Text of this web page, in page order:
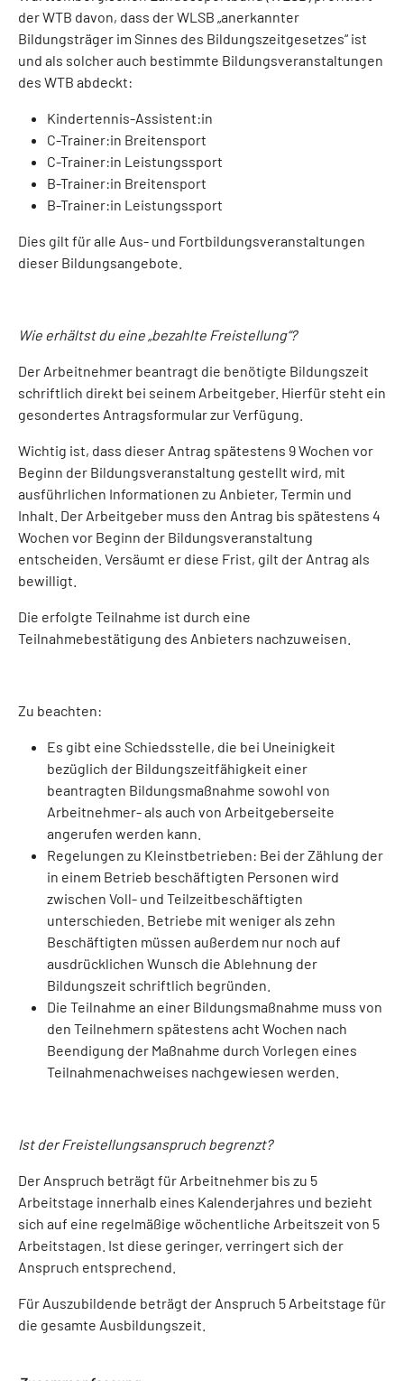
der WTB davon, dass der WLSB „anerkannter
Bildungsträger im Sinnes des Bildungszeitgesetzes“ ist
und als solcher auch bestimmte Bildungsveranstaltungen
des WTB abdeckt:
Kindertennis-Assistent:in
C-Trainer:in Breitensport
C-Trainer:in Leistungssport
B-Trainer:in Breitensport
B-Trainer:in Leistungssport
Dies gilt für alle Aus- und Fortbildungsveranstaltungen
dieser Bildungsangebote.
Wie erhältst du eine „bezahlte Freistellung“?
Der Arbeitnehmer beantragt die benötigte Bildungszeit
schriftlich direkt bei seinem Arbeitgeber. Hierfür steht ein
gesondertes Antragsformular zur Verfügung.
Wichtig ist, dass dieser Antrag spätestens 9 Wochen vor
Beginn der Bildungsveranstaltung gestellt wird, mit
ausführlichen Informationen zu Anbieter, Termin und
Inhalt. Der Arbeitgeber muss den Antrag bis spätestens 4
Wochen vor Beginn der Bildungsveranstaltung
entscheiden. Versäumt er diese Frist, gilt der Antrag als
bewilligt.
Die erfolgte Teilnahme ist durch eine
Teilnahmebestätigung des Anbieters nachzuweisen.
Zu beachten:
Es gibt eine Schiedsstelle, die bei Uneinigkeit
bezüglich der Bildungszeitfähigkeit einer
beantragten Bildungsmaßnahme sowohl von
Arbeitnehmer- als auch von Arbeitgeberseite
angerufen werden kann.
Regelungen zu Kleinstbetrieben: Bei der Zählung der
in einem Betrieb beschäftigten Personen wird
zwischen Voll- und Teilzeitbeschäftigten
unterschieden. Betriebe mit weniger als zehn
Beschäftigten müssen außerdem nur noch auf
ausdrücklichen Wunsch die Ablehnung der
Bildungszeit schriftlich begründen.
Die Teilnahme an einer Bildungsmaßnahme muss von
den Teilnehmern spätestens acht Wochen nach
Beendigung der Maßnahme durch Vorlegen eines
Teilnahmenachweises nachgewiesen werden.
Ist der Freistellungsanspruch begrenzt?
Der Anspruch beträgt für Arbeitnehmer bis zu 5
Arbeitstage innerhalb eines Kalenderjahres und bezieht
sich auf eine regelmäßige wöchentliche Arbeitszeit von 5
Arbeitstagen. Ist diese geringer, verringert sich der
Anspruch entsprechend.
Für Auszubildende beträgt der Anspruch 5 Arbeitstage für
die gesamte Ausbildungszeit.